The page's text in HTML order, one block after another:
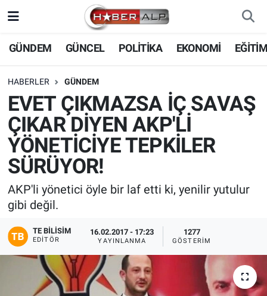
GÜNDEM GÜNCEL POLİTİKA EKONOMİ
HABERLER GÜNDEM
EVET ÇIKMAZSA İÇ SAVAŞ
ÇIKAR DİYEN AKP'Lİ
YÖNETİCİYE TEPKİLER
SÜRÜYOR!
AKP'li yönetici öyle bir laf etti ki, yenilir yutulur
gibi değil.
TE BILISIM
EDITÖR
16.02.2017 - 17:23
YAYINLANMA
1277
GÖSTERIM
Nöbetçi Eczaneler
Hava Durumu
Trafik Durumu
Süper Lig Puan Durumu ve Fikstür
Tüm Manşetler
Son Dakika Haberleri
Haber Arşivi